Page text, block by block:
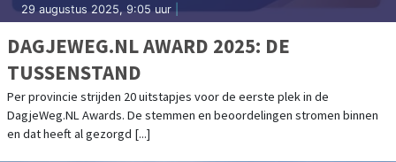
29 augustus 2025, 9:05 uur|
DAGJEWEG.NL AWARD 2025: DE
TUSSENSTAND
Per provincie strijden 20 uitstapjes voor de eerste plek in de
DagjeWeg.NL Awards. De stemmen en beoordelingen stromen binnen
en dat heeft al gezorgd [...]